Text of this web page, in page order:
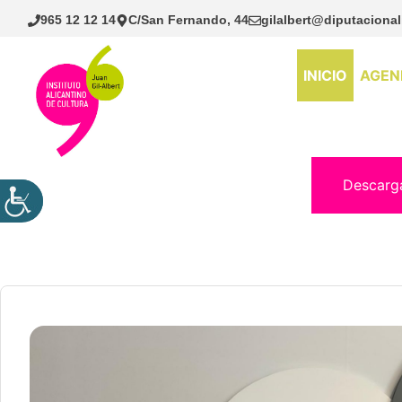
Saltar
965 12 12 14 C/San Fernando, 44
INICIO